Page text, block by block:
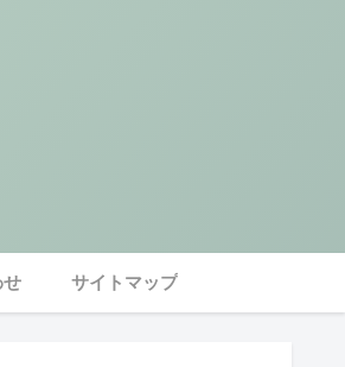
サイトマップ